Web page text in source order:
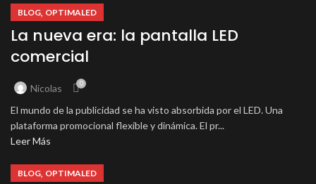
BLOG, OPTIMALED
La nueva era: la pantalla LED
comercial
Nicolas 0
El mundo de la publicidad se ha visto absorbida por el LED. Una
plataforma promocional flexible y dinámica. El pr...
Leer Más
BLOG, OPTIMALED